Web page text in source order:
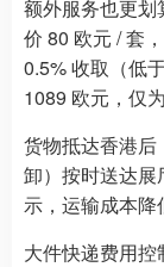
额外服务也更
价 80 欧元 / 套
0.5% 收取（低
1089 欧元，仅
货物抵达香港
卸）按时送达
示，运输成本降
大件快递费用